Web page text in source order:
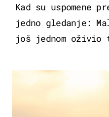
Kad su uspomene
jedno gledanje:
još jednom